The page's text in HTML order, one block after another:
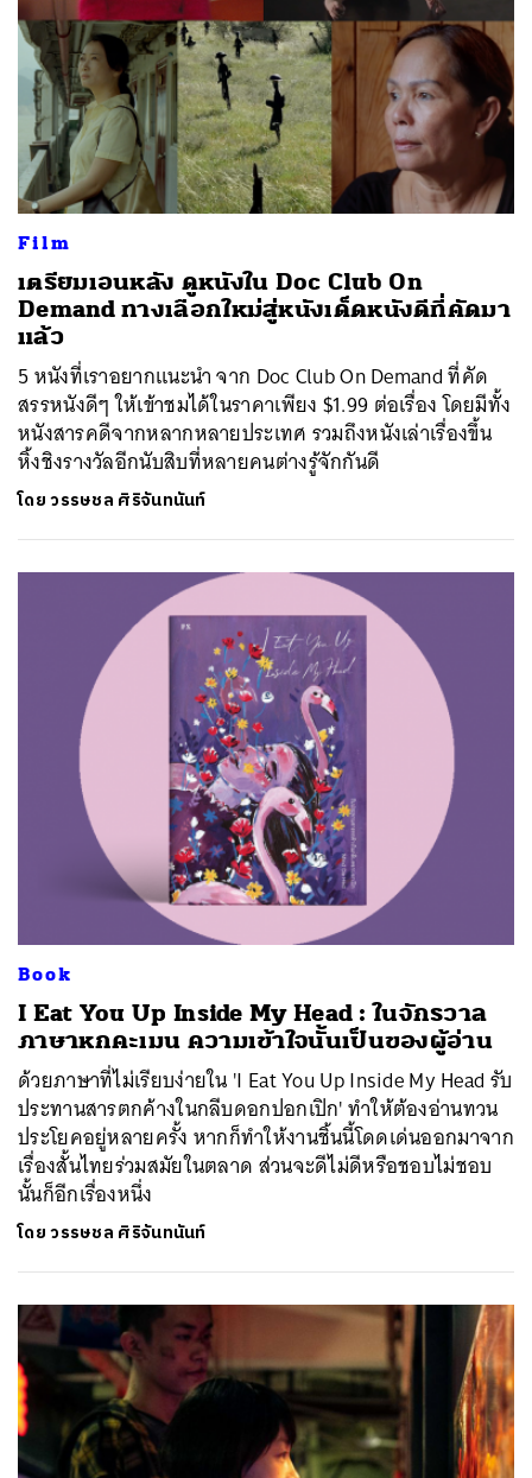
Film
เตรียมเอนหลัง ดูหนังใน Doc Club On
Demand ทางเลือกใหม่สู่หนังเด็ดหนังดีที่คัดมา
แล้ว
5 หนังที่เราอยากแนะนำ จาก Doc Club On Demand ที่คัด
สรรหนังดีๆ ให้เข้าชมได้ในราคาเพียง $1.99 ต่อเรื่อง โดยมีทั้ง
หนังสารคดีจากหลากหลายประเทศ รวมถึงหนังเล่าเรื่องขึ้น
หิ้งชิงรางวัลอีกนับสิบที่หลายคนต่างรู้จักกันดี
โดยวรรษชล ศิริจันทนันท์
Book
I Eat You Up Inside My Head : ในจักรวาล
ภาษาหกคะเมน ความเข้าใจนั้นเป็นของผู้อ่าน
ด้วยภาษาที่ไม่เรียบง่ายใน 'I Eat You Up Inside My Head รับ
ประทานสารตกค้างในกลีบดอกปอกเปิก' ทำให้ต้องอ่านทวน
ประโยคอยู่หลายครั้ง หากก็ทำให้งานชิ้นนี้โดดเด่นออกมาจาก
เรื่องสั้นไทยร่วมสมัยในตลาด ส่วนจะดีไม่ดีหรือชอบไม่ชอบ
นั้นก็อีกเรื่องหนึ่ง
โดยวรรษชล ศิริจันทนันท์